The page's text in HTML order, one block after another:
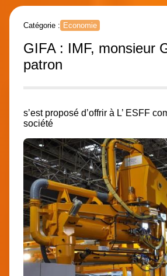
Catégorie : Economie
GIFA : IMF, monsieur
patron
s’est proposé d’offrir à L’ ESFF
société